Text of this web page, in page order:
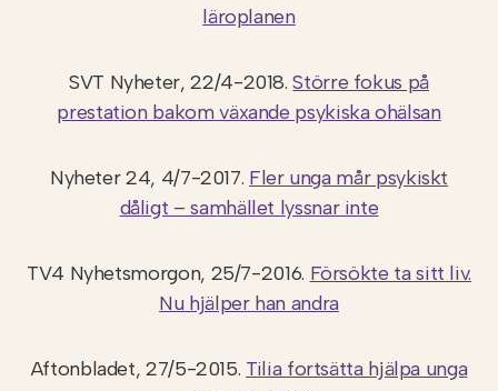
läroplanen
SVT Nyheter, 22/4-2018.Större fokus på
prestation bakom växande psykiska ohälsan
Nyheter 24, 4/7-2017. Fler unga mår psykiskt
dåligt – samhället lyssnar inte
TV4 Nyhetsmorgon, 25/7-2016. Försökte ta sitt liv.
Nu hjälper han andra
Aftonbladet, 27/5-2015. Tilia fortsätta hjälpa unga